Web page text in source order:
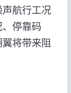
航行工况
停靠码
将带来阻